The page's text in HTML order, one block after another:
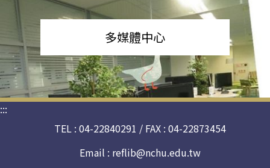
多媒體中心
:::
TEL : 04-22840291 / FAX : 04-22873454
Email : reflib@nchu.edu.tw